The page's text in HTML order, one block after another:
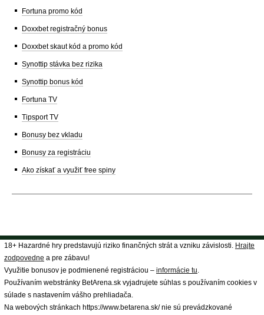
Fortuna promo kód
Doxxbet registračný bonus
Doxxbet skaut kód a promo kód
Synottip stávka bez rizika
Synottip bonus kód
Fortuna TV
Tipsport TV
Bonusy bez vkladu
Bonusy za registráciu
Ako získať a využiť free spiny
18+ Hazardné hry predstavujú riziko finančných strát a vzniku závislosti. Hrajte
zodpovedne a pre zábavu!
Využitie bonusov je podmienené registráciou – informácie tu.
Používaním webstránky BetArena.sk vyjadrujete súhlas s používaním cookies v
súlade s nastavením vášho prehliadača.
Na webových stránkach https://www.betarena.sk/ nie sú prevádzkované